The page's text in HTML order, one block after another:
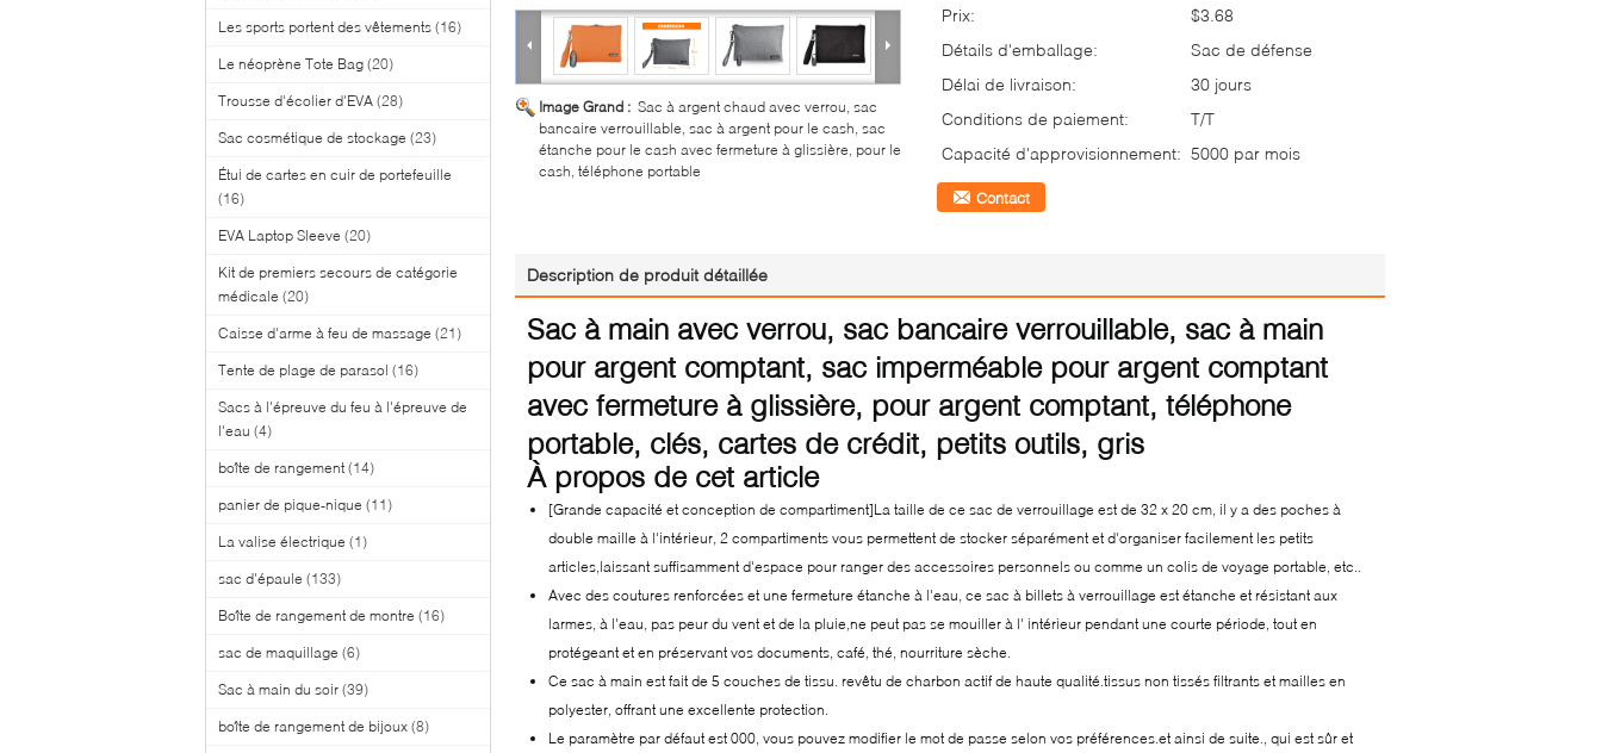
Les sports portent des vêtements (16)
Le néoprène Tote Bag (20)
Trousse d'écolier d'EVA (28)
Sac cosmétique de stockage (23)
Étui de cartes en cuir de portefeuille
(16)
EVA Laptop Sleeve (20)
Kit de premiers secours de catégorie
médicale (20)
Caisse d'arme à feu de massage (21)
Tente de plage de parasol (16)
Sacs à l'épreuve du feu à l'épreuve de
l'eau (4)
boîte de rangement (14)
panier de pique-nique (11)
La valise électrique (1)
sac d'épaule (133)
Boîte de rangement de montre (16)
sac de maquillage (6)
Sac à main du soir (39)
boîte de rangement de bijoux (8)
Image Grand : Sac à argent chaud avec verrou, sac
bancaire verrouillable, sac à argent pour le cash, sac
étanche pour le cash avec fermeture à glissière, pour le
cash, téléphone portable
Prix:
$3.68
Détails d'emballage:
Sac de défense
Délai de livraison:
30 jours
Conditions de paiement:
T/T
Capacité d'approvisionnement: 5000 par mois
Contact
Description de produit détaillée
Sac à main avec verrou, sac bancaire verrouillable, sac à main
pour argent comptant, sac imperméable pour argent comptant
avec fermeture à glissière, pour argent comptant, téléphone
portable, clés, cartes de crédit, petits outils, gris
À propos de cet article
[Grande capacité et conception de compartiment]La taille de ce sac de verrouillage est de 32 x 20 cm, il y a des poches à
double maille à l'intérieur, 2 compartiments vous permettent de stocker séparément et d'organiser facilement les petits
articles,laissant suffisamment d'espace pour ranger des accessoires personnels ou comme un colis de voyage portable, etc..
Avec des coutures renforcées et une fermeture étanche à l'eau, ce sac à billets à verrouillage est étanche et résistant aux
larmes, à l'eau, pas peur du vent et de la pluie,ne peut pas se mouiller à l' intérieur pendant une courte période, tout en
protégeant et en préservant vos documents, café, thé, nourriture sèche.
Ce sac à main est fait de 5 couches de tissu. revêtu de charbon actif de haute qualité.tissus non tissés filtrants et mailles en
polyester, offrant une excellente protection.
Le paramètre par défaut est 000, vous pouvez modifier le mot de passe selon vos préférences.et ainsi de suite., qui est sûr et